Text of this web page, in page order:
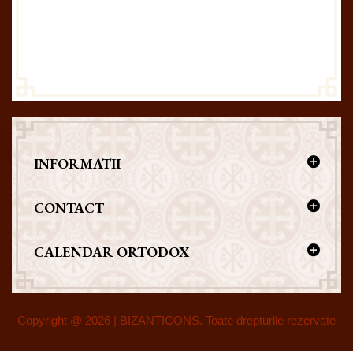
INFORMATII
CONTACT
CALENDAR ORTODOX
Copyright @ 2026 | BIZANTICONS. Toate drepturile rezervate